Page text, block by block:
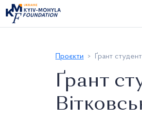
Проєкти Ґрант
Ґрант